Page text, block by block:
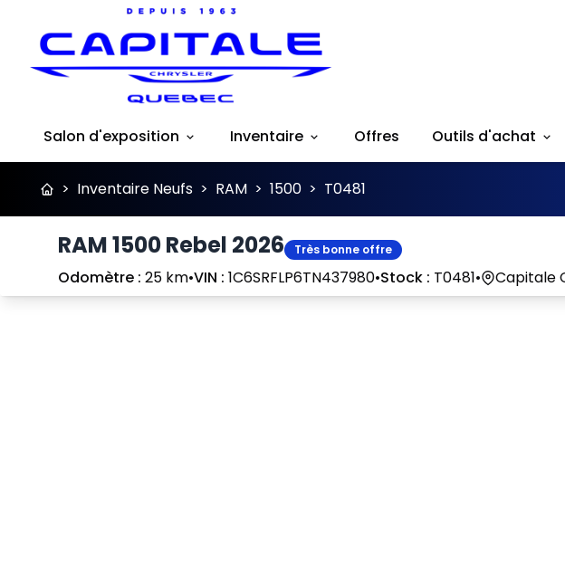
Salon d'exposition Inventaire Offres Outils d'achat
> Inventaire Neufs > RAM > 1500 > T0481
RAM 1500 Rebel 2026 Très bonne offre
Odomètre : 25 km•VIN : 1C6SRFLP6TN437980•Stock : T0481• Capitale